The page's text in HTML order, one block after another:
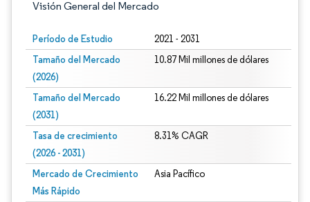
Visión General del Mercado
Período de Estudio 2021 - 2031
Tamaño del Mercado
(2026)
10.87 Mil millones de dólares
Tamaño del Mercado
(2031)
16.22 Mil millones de dólares
Tasa de crecimiento
(2026 - 2031)
8.31% CAGR
Mercado de Crecimiento
Más Rápido
Asia Pacífico